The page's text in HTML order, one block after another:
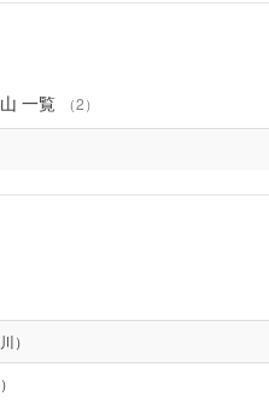
一覧 （2）
）